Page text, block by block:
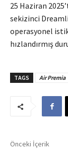
25 Haziran
sekizinci
operasyonel
hızlandırmış
TAGS Air Premia
Önceki İçerik